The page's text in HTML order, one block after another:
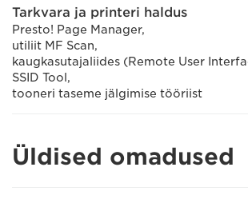
Tarkvara ja printeri haldus
Presto! Page Manager,
utiliit MF Scan,
kaugkasutajaliides (Remote User
SSID Tool,
tooneri taseme jälgimise tööriist
Üldised omadused